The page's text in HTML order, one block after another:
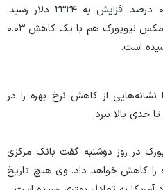
قیمت هر اونس طلا امروز با ۰.۰۱ درصد افزایش به ۲۳۲۴ دلار رسید.
قیمت معاملات آتی طلا در بازار کامکس نیویورک هم با یک کاهش ۰.۰۳
نشانه‌هایی از کاهش نرخ بهره را در
حدی بالا ببرد.
در روز دوشنبه گفت بانک مرکزی
را کاهش خواهد داد. وی هیچ تاریخ